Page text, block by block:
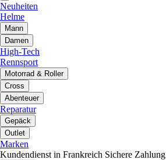
Neuheiten
Helme
Mann
Damen
High-Tech
Rennsport
Motorrad & Roller
Cross
Abenteuer
Reparatur
Gepäck
Outlet
Marken
Kundendienst in Frankreich Sichere Zahlung